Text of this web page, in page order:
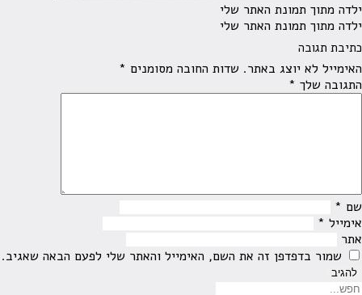
ילדה מתוך תמונת האתר שלי
ילדה מתוך תמונת האתר שלי
כתיבת תגובה
האימייל לא יוצג באתר. שדות החובה מסומנים *
התגובה שלך *
שם *
אימייל *
אתר
שמור בדפדפן זה את השם, האימייל והאתר שלי לפעם הבאה שאגיב.